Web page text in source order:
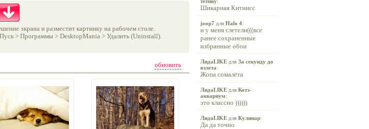
экрана и разместит картинку на рабочем столе.
> Программы > DesktopMania > Удалить (Uninstall).
обновить
Шикарная Китнисс
joop7 для Halo 4:
и у меня слетели(((все
ранее сохраненные
избранные обои
ЛидаLIKE для За секунду до
взлета:
Жопа сомалёта
ЛидаLIKE для Котэ-
аквариум:
это классно ))))))
ЛидаLIKE для Кулинар:
Да да точно